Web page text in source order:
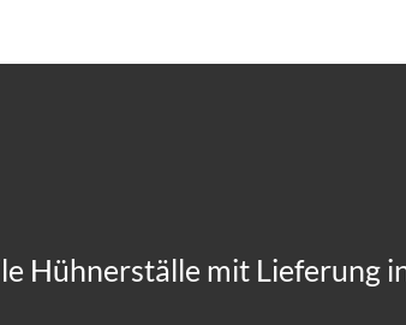
Hühnerställe mit Lieferung